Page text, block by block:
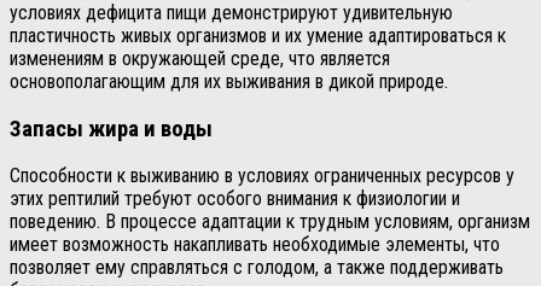
условиях дефицита пищи демонстрируют удивительную
пластичность живых организмов и их умение адаптироваться к
изменениям в окружающей среде, что является
основополагающим для их выживания в дикой природе.
Запасы жира и воды
Способности к выживанию в условиях ограниченных ресурсов у
этих рептилий требуют особого внимания к физиологии и
поведению. В процессе адаптации к трудным условиям, организм
имеет возможность накапливать необходимые элементы, что
позволяет ему справляться с голодом, а также поддерживать